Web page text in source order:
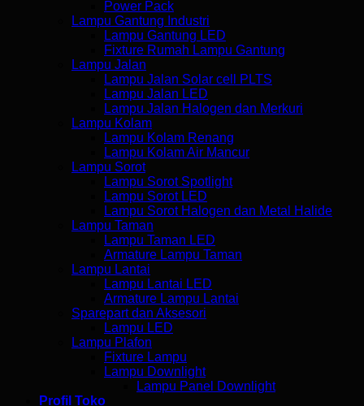
Power Pack
Lampu Gantung Industri
Lampu Gantung LED
Fixture Rumah Lampu Gantung
Lampu Jalan
Lampu Jalan Solar cell PLTS
Lampu Jalan LED
Lampu Jalan Halogen dan Merkuri
Lampu Kolam
Lampu Kolam Renang
Lampu Kolam Air Mancur
Lampu Sorot
Lampu Sorot Spotlight
Lampu Sorot LED
Lampu Sorot Halogen dan Metal Halide
Lampu Taman
Lampu Taman LED
Armature Lampu Taman
Lampu Lantai
Lampu Lantai LED
Armature Lampu Lantai
Sparepart dan Aksesori
Lampu LED
Lampu Plafon
Fixture Lampu
Lampu Downlight
Lampu Panel Downlight
Profil Toko